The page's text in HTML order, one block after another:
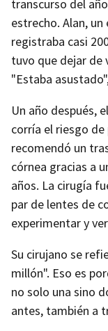
transcurso del
estrecho. Alan,
registraba casi
tuvo que dejar de
"Estaba
Un año después,
corría el riesgo
recomendó un
córnea gracias a
años. La cirugía
par de lentes de
experimentar y
Su cirujano se
millón". Eso es
no solo una sino
antes, también a